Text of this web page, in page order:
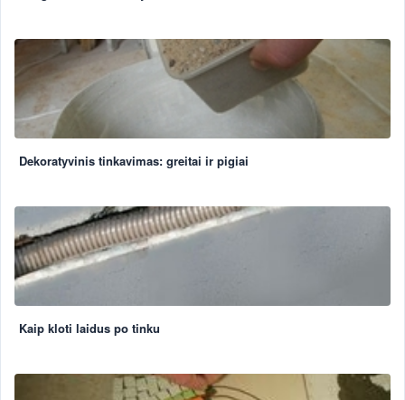
Dekoratyvinis tinkavimas: greitai ir pigiai
Kaip kloti laidus po tinku